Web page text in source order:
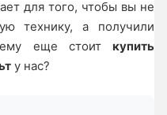
для того, чтобы вы не
технику, а получили
еще стоит купить
у нас?